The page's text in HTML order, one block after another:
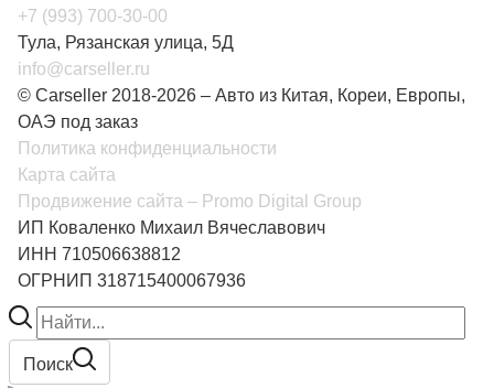
+7 (993) 700-30-00
Тула, Рязанская улица, 5Д
info@carseller.ru
© Carseller 2018-2026 – Авто из Китая, Кореи, Европы,
ОАЭ под заказ
Политика конфиденциальности
Карта сайта
Продвижение сайта – Promo Digital Group
ИП Коваленко Михаил Вячеславович
ИНН 710506638812
ОГРНИП 318715400067936
Поиск